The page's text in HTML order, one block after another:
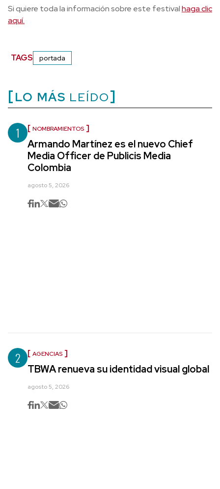
Si quiere toda la información sobre este festivalhaga clic
aquí.
TAGS portada
LO MÁS LEÍDO
1 NOMBRAMIENTOS
Armando Martínez es el nuevo Chief
Media Officer de Publicis Media
Colombia
agosto 5, 2026
2 AGENCIAS
TBWA renueva su identidad visual global
agosto 5, 2026